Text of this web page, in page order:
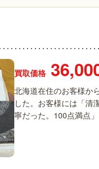
買取価格
北海道在住のお客様か
した。お客様には「清
寧だった。100点満点